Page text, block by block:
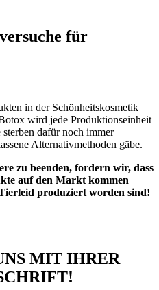
für
in der Schönheitskosmetik
wird jede Produktionseinheit
dafür noch immer
Alternativmethoden gäbe.
zu beenden, fordern wir, dass
auf den Markt kommen
produziert worden sind!
MIT IHRER